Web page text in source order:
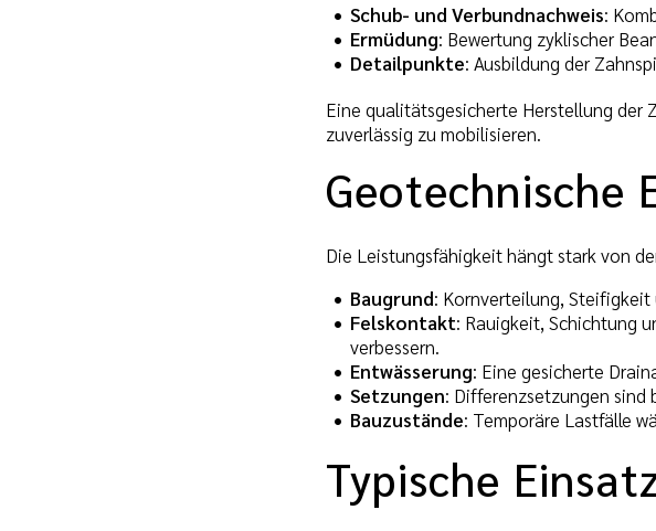
Schub- und Verbundnachweis:
Ermüdung: Bewertung zyklischer
Detailpunkte: Ausbildung der
Eine qualitätsgesicherte Herstellung der
zuverlässig zu mobilisieren.
Geotechnische
Die Leistungsfähigkeit hängt stark von
Baugrund: Kornverteilung, Steifigkeit
Felskontakt: Rauigkeit, Schichtung
verbessern.
Entwässerung: Eine gesicherte
Setzungen: Differenzsetzungen
Bauzustände: Temporäre Lastfälle
Typische